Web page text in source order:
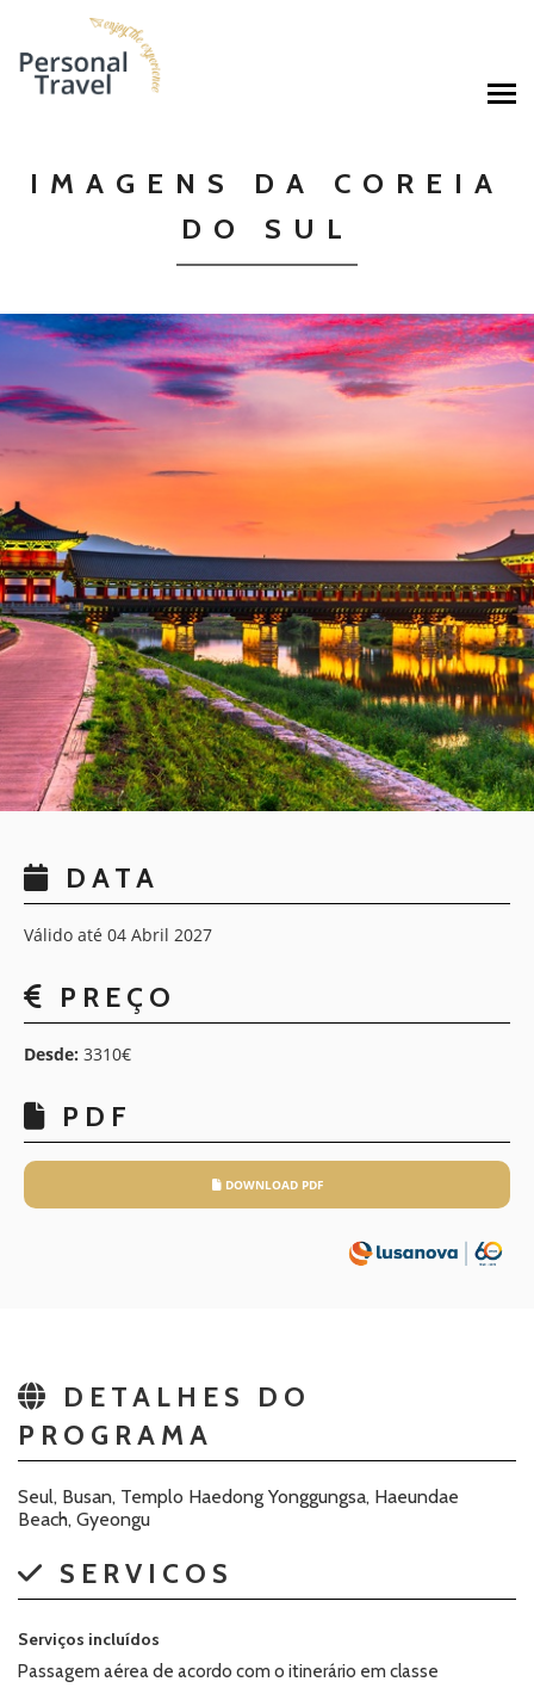
IMAGENS DA COREIA
DO SUL
DATA
Válido até 04 Abril 2027
PREÇO
Desde: 3310€
PDF
DOWNLOAD PDF
DETALHES DO
PROGRAMA
Seul, Busan, Templo Haedong Yonggungsa, Haeundae
Beach, Gyeongu
SERVICOS
Serviços incluídos
Passagem aérea de acordo com o itinerário em classe